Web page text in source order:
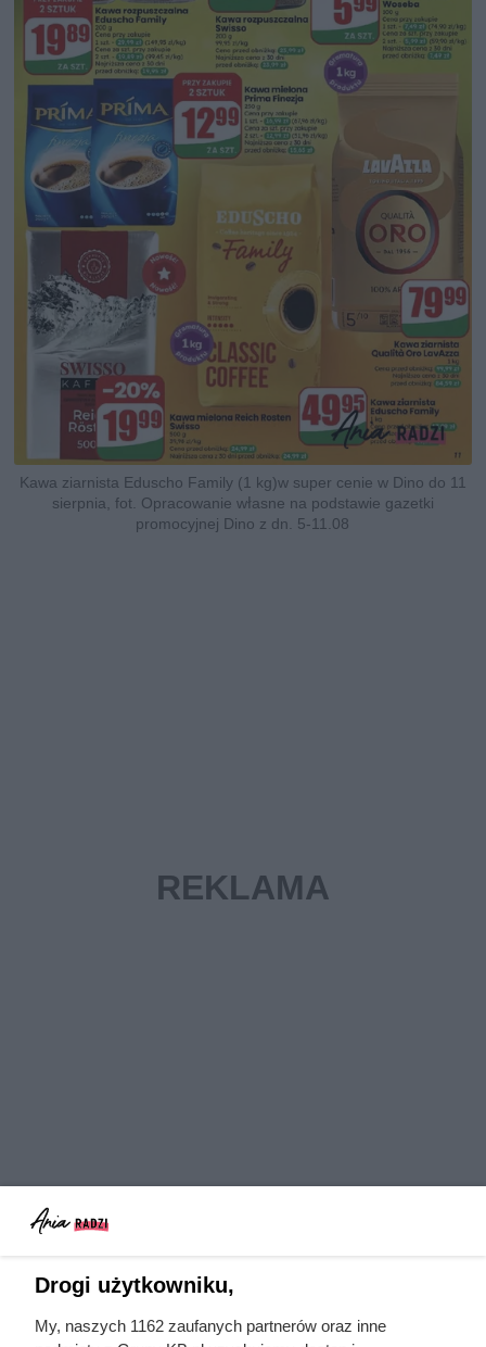
Kawa ziarnista Eduscho Family (1 kg)w super cenie w Dino do 11
sierpnia, fot. Opracowanie własne na podstawie gazetki
promocyjnej Dino z dn. 5-11.08
Czytaj także:
Drogi użytkowniku,
My, naszych 1162 zaufanych partnerów oraz inne